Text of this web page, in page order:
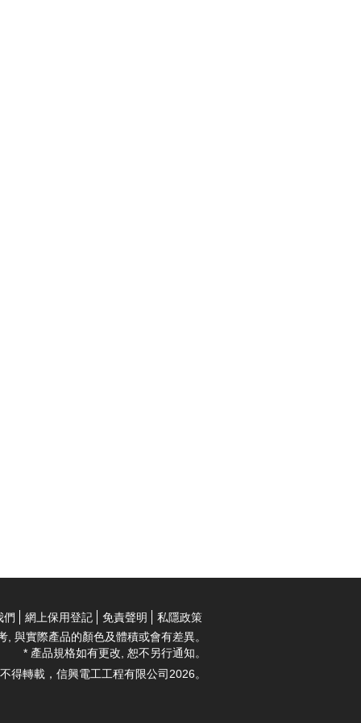
們 網上保用登記 免責聲明
私隱政策
與實際產品的顏色及體積或會有差異。
* 產品規格如有更改, 恕不另行通知。
得轉載，信興電工工程有限公司2026。